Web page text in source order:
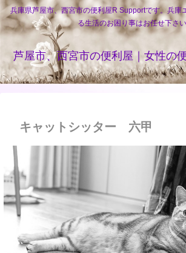
兵庫県芦屋市、西宮市の便利屋R Supportです。兵庫
る生活のお困り事はお任せ下さい
芦屋市、西宮市の便利屋｜女性の
キャットシッター 六甲